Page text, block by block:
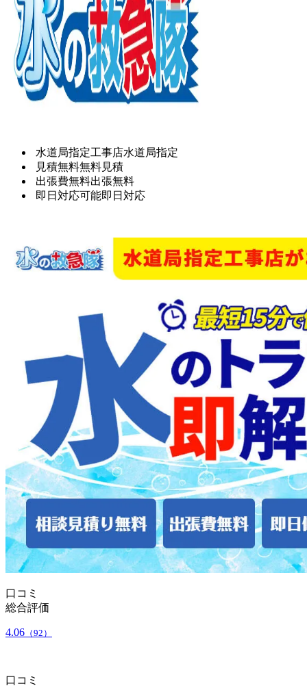
水道局指定工事店水道局指定
見積無料無料見積
出張費無料出張無料
即日対応可能即日対応
口コミ
総合評価
4.06 （92）
口コミ